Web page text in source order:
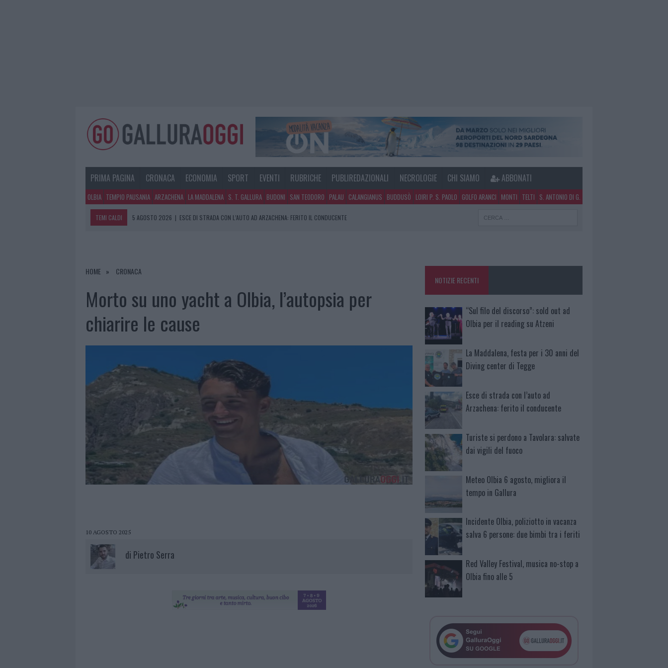
PRIMA PAGINA CRONACA ECONOMIA SPORT EVENTI RUBRICHE PUBLIREDAZIONALI NECROLOGIE CHI SIAMO ABBONATI
OLBIA TEMPIO PAUSANIA ARZACHENA LA MADDALENA S. T. GALLURA BUDONI SAN TEODORO PALAU CALANGIANUS BUDDUSÒ LOIRI P. S. PAOLO GOLFO ARANCI MONTI TELTI S. ANTONIO DI G.
TEMI CALDI 5 AGOSTO 2026 | ESCE DI STRADA CON L’AUTO AD ARZACHENA: FERITO IL CONDUCENTE
5 AGOSTO 2026
|
HOME CRONACA
Morto su uno yacht a Olbia, l’autopsia per
chiarire le cause
10 AGOSTO 2025
di Pietro Serra
NOTIZIE RECENTI
“Sul filo del discorso”: sold out ad
Olbia per il reading su Atzeni
La Maddalena, festa per i 30 anni del
Diving center di Tegge
Esce di strada con l’auto ad
Arzachena: ferito il conducente
Turiste si perdono a Tavolara: salvate
dai vigili del fuoco
Meteo Olbia 6 agosto, migliora il
tempo in Gallura
Incidente Olbia, poliziotto in vacanza
salva 6 persone: due bimbi tra i feriti
Red Valley Festival, musica no-stop a
Olbia fino alle 5